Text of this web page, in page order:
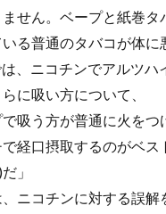
せん。ベープと紙巻タ
る普通のタバコが体に
、ニコチンでアルツハ
に吸い方について、
吸う方が普通に火を
経口摂取するのがベス
」
ニコチンに対する誤解